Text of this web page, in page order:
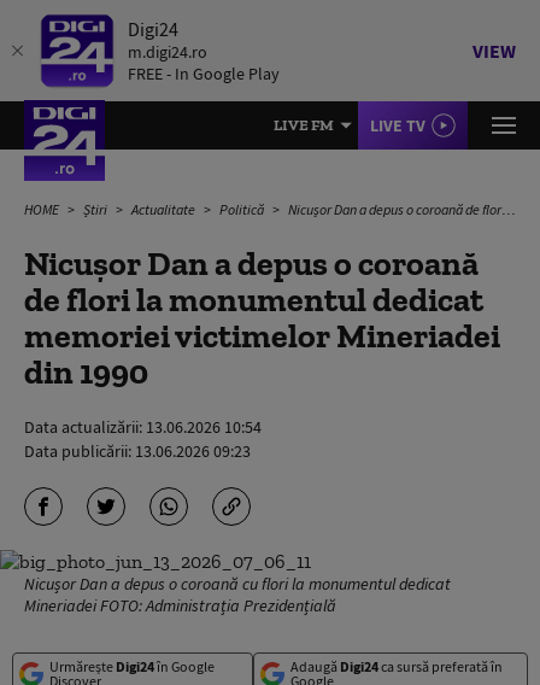
Digi24
m.digi24.ro
FREE - In Google Play
VIEW
LIVE FM LIVE TV
HOME Știri Actualitate Politică Nicușor Dan a depus o coroană de flori la monumentul dedicat memoriei victimelor Mineriadei din 1990
Nicușor Dan a depus o coroană
de flori la monumentul dedicat
memoriei victimelor Mineriadei
din 1990
Data actualizării: 13.06.2026 10:54
Data publicării: 13.06.2026 09:23
Nicușor Dan a depus o coroană cu flori la monumentul dedicat
Mineriadei FOTO: Administrația Prezidențială
Urmărește Digi24în Google
Discover
Adaugă Digi24ca sursă preferată în
Google